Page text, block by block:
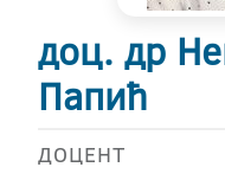
доц. др
Папић
ДОЦЕНТ